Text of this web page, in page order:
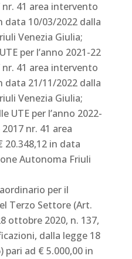
nr. 41 area intervento
data 10/03/2022 dalla
Venezia Giulia;
per l’anno 2021-22
nr. 41 area intervento
data 21/11/2022 dalla
Venezia Giulia;
UTE per l’anno 2022-
nr. 41 area
in data
Autonoma Friuli
per il
Terzo Settore (Art.
ottobre 2020, n. 137,
dalla legge 18
pari ad € 5.000,00 in